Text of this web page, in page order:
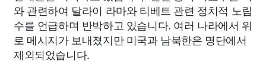
와 관련하여 달라이 라마와 티베트 관련 정치적 노림
수를 언급하며 반박하고 있습니다. 여러 나라에서 위
로 메시지가 보내졌지만 미국과 남북한은 명단에서
제외되었습니다.